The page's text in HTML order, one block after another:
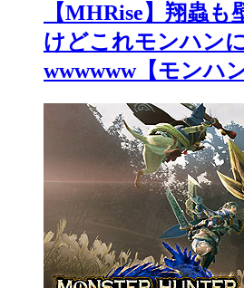
【MHRise】翔蟲
けどこれモンハン
wwwwww【モンハ